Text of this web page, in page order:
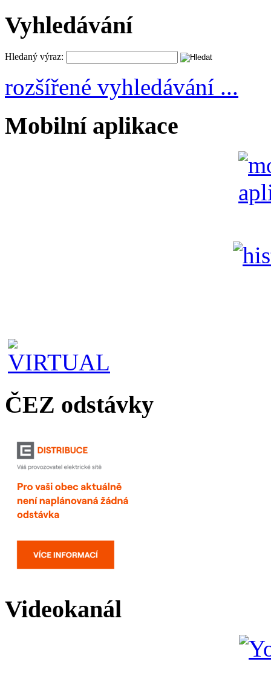
Vyhledávání
Hledaný výraz:
rozšířené vyhledávání ...
Mobilní aplikace
ČEZ odstávky
Videokanál